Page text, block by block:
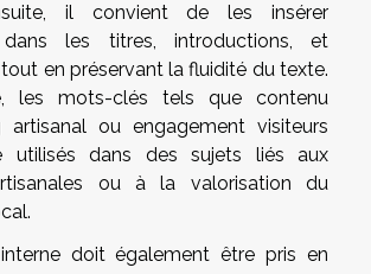
il convient de les insérer
dans les titres, introductions, et
en préservant la fluidité du texte.
les mots-clés tels que contenu
artisanal ou engagement visiteurs
utilisés dans des sujets liés aux
ou à la valorisation du
doit également être pris en